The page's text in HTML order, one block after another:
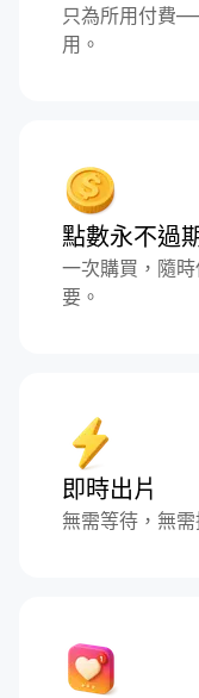
只為所用付費
用。
點數永不過
一次購買，隨
要。
即時出片
無需等待，無